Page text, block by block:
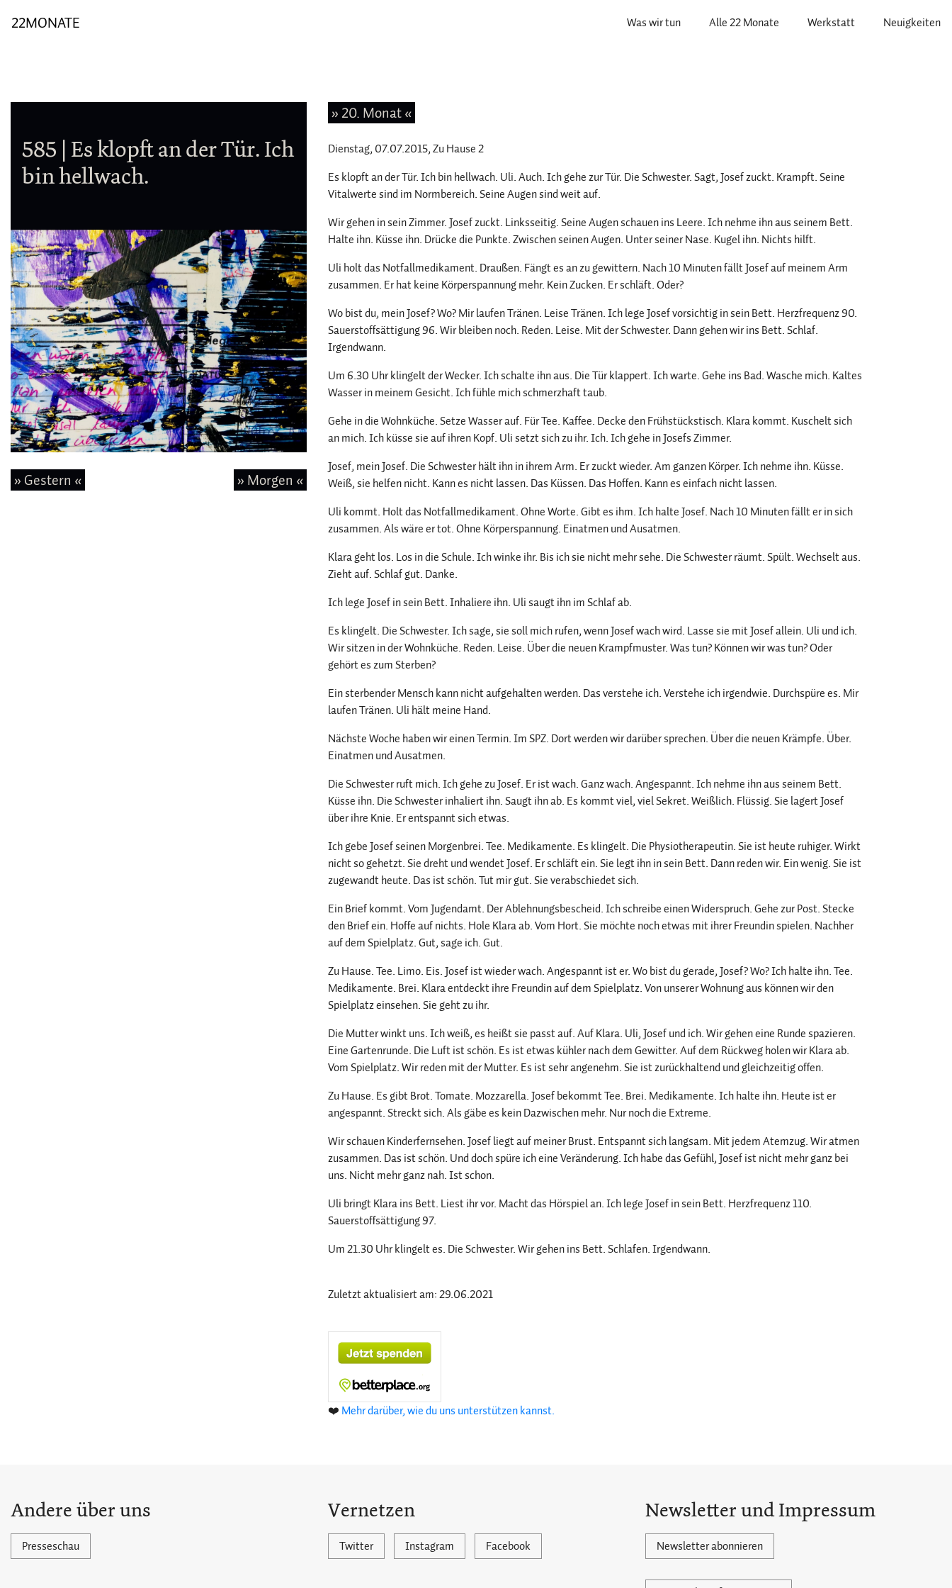
22MONATE Was wir tun Alle 22 Monate Werkstatt Neuigkeiten
585 | Es klopft an der Tür. Ich
bin hellwach.
» Gestern « » Morgen «
» 20. Monat «
Dienstag, 07.07.2015, Zu Hause 2
Es klopft an der Tür. Ich bin hellwach. Uli. Auch. Ich gehe zur Tür. Die Schwester. Sagt, Josef zuckt. Krampft. Seine
Vitalwerte sind im Normbereich. Seine Augen sind weit auf.
Wir gehen in sein Zimmer. Josef zuckt. Linksseitig. Seine Augen schauen ins Leere. Ich nehme ihn aus seinem Bett.
Halte ihn. Küsse ihn. Drücke die Punkte. Zwischen seinen Augen. Unter seiner Nase. Kugel ihn. Nichts hilft.
Uli holt das Notfallmedikament. Draußen. Fängt es an zu gewittern. Nach 10 Minuten fällt Josef auf meinem Arm
zusammen. Er hat keine Körperspannung mehr. Kein Zucken. Er schläft. Oder?
Wo bist du, mein Josef? Wo? Mir laufen Tränen. Leise Tränen. Ich lege Josef vorsichtig in sein Bett. Herzfrequenz 90.
Sauerstoffsättigung 96. Wir bleiben noch. Reden. Leise. Mit der Schwester. Dann gehen wir ins Bett. Schlaf.
Irgendwann.
Um 6.30 Uhr klingelt der Wecker. Ich schalte ihn aus. Die Tür klappert. Ich warte. Gehe ins Bad. Wasche mich. Kaltes
Wasser in meinem Gesicht. Ich fühle mich schmerzhaft taub.
Gehe in die Wohnküche. Setze Wasser auf. Für Tee. Kaffee. Decke den Frühstückstisch. Klara kommt. Kuschelt sich
an mich. Ich küsse sie auf ihren Kopf. Uli setzt sich zu ihr. Ich. Ich gehe in Josefs Zimmer.
Josef, mein Josef. Die Schwester hält ihn in ihrem Arm. Er zuckt wieder. Am ganzen Körper. Ich nehme ihn. Küsse.
Weiß, sie helfen nicht. Kann es nicht lassen. Das Küssen. Das Hoffen. Kann es einfach nicht lassen.
Uli kommt. Holt das Notfallmedikament. Ohne Worte. Gibt es ihm. Ich halte Josef. Nach 10 Minuten fällt er in sich
zusammen. Als wäre er tot. Ohne Körperspannung. Einatmen und Ausatmen.
Klara geht los. Los in die Schule. Ich winke ihr. Bis ich sie nicht mehr sehe. Die Schwester räumt. Spült. Wechselt aus.
Zieht auf. Schlaf gut. Danke.
Ich lege Josef in sein Bett. Inhaliere ihn. Uli saugt ihn im Schlaf ab.
Es klingelt. Die Schwester. Ich sage, sie soll mich rufen, wenn Josef wach wird. Lasse sie mit Josef allein. Uli und ich.
Wir sitzen in der Wohnküche. Reden. Leise. Über die neuen Krampfmuster. Was tun? Können wir was tun? Oder
gehört es zum Sterben?
Ein sterbender Mensch kann nicht aufgehalten werden. Das verstehe ich. Verstehe ich irgendwie. Durchspüre es. Mir
laufen Tränen. Uli hält meine Hand.
Nächste Woche haben wir einen Termin. Im SPZ. Dort werden wir darüber sprechen. Über die neuen Krämpfe. Über.
Einatmen und Ausatmen.
Die Schwester ruft mich. Ich gehe zu Josef. Er ist wach. Ganz wach. Angespannt. Ich nehme ihn aus seinem Bett.
Küsse ihn. Die Schwester inhaliert ihn. Saugt ihn ab. Es kommt viel, viel Sekret. Weißlich. Flüssig. Sie lagert Josef
über ihre Knie. Er entspannt sich etwas.
Ich gebe Josef seinen Morgenbrei. Tee. Medikamente. Es klingelt. Die Physiotherapeutin. Sie ist heute ruhiger. Wirkt
nicht so gehetzt. Sie dreht und wendet Josef. Er schläft ein. Sie legt ihn in sein Bett. Dann reden wir. Ein wenig. Sie ist
zugewandt heute. Das ist schön. Tut mir gut. Sie verabschiedet sich.
Ein Brief kommt. Vom Jugendamt. Der Ablehnungsbescheid. Ich schreibe einen Widerspruch. Gehe zur Post. Stecke
den Brief ein. Hoffe auf nichts. Hole Klara ab. Vom Hort. Sie möchte noch etwas mit ihrer Freundin spielen. Nachher
auf dem Spielplatz. Gut, sage ich. Gut.
Zu Hause. Tee. Limo. Eis. Josef ist wieder wach. Angespannt ist er. Wo bist du gerade, Josef? Wo? Ich halte ihn. Tee.
Medikamente. Brei. Klara entdeckt ihre Freundin auf dem Spielplatz. Von unserer Wohnung aus können wir den
Spielplatz einsehen. Sie geht zu ihr.
Die Mutter winkt uns. Ich weiß, es heißt sie passt auf. Auf Klara. Uli, Josef und ich. Wir gehen eine Runde spazieren.
Eine Gartenrunde. Die Luft ist schön. Es ist etwas kühler nach dem Gewitter. Auf dem Rückweg holen wir Klara ab.
Vom Spielplatz. Wir reden mit der Mutter. Es ist sehr angenehm. Sie ist zurückhaltend und gleichzeitig offen.
Zu Hause. Es gibt Brot. Tomate. Mozzarella. Josef bekommt Tee. Brei. Medikamente. Ich halte ihn. Heute ist er
angespannt. Streckt sich. Als gäbe es kein Dazwischen mehr. Nur noch die Extreme.
Wir schauen Kinderfernsehen. Josef liegt auf meiner Brust. Entspannt sich langsam. Mit jedem Atemzug. Wir atmen
zusammen. Das ist schön. Und doch spüre ich eine Veränderung. Ich habe das Gefühl, Josef ist nicht mehr ganz bei
uns. Nicht mehr ganz nah. Ist schon.
Uli bringt Klara ins Bett. Liest ihr vor. Macht das Hörspiel an. Ich lege Josef in sein Bett. Herzfrequenz 110.
Sauerstoffsättigung 97.
Um 21.30 Uhr klingelt es. Die Schwester. Wir gehen ins Bett. Schlafen. Irgendwann.
Zuletzt aktualisiert am: 29.06.2021
❤️ Mehr darüber, wie du uns unterstützen kannst.
Andere über uns
Presseschau
Vernetzen
Twitter Instagram Facebook
Newsletter und Impressum
Newsletter abonnieren